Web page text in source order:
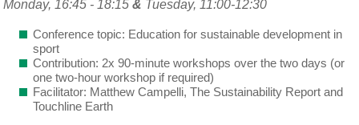
Monday, 16:45 - 18:15 & Tuesday, 11:00-12:30
Conference topic: Education for sustainable development in
sport
Contribution: 2x 90-minute workshops over the two days (or
one two-hour workshop if required)
Facilitator: Matthew Campelli, The Sustainability Report and
Touchline Earth